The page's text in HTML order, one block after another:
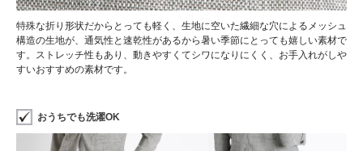
特殊な折り形状だからとっても軽く、生地に空いた繊細な穴によるメッシュ
構造の生地が、通気性と速乾性があるから暑い季節にとっても嬉しい素材で
す。ストレッチ性もあり、動きやすくてシワになりにくく、お手入れがしや
すいおすすめの素材です。
おうちでも洗濯OK